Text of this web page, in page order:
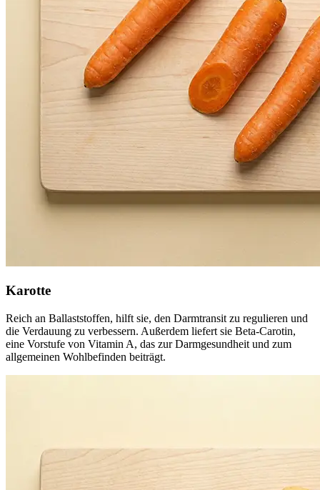
Karotte
Reich an Ballaststoffen, hilft sie, den Darmtransit zu regulieren und
die Verdauung zu verbessern. Außerdem liefert sie Beta-Carotin,
eine Vorstufe von Vitamin A, das zur Darmgesundheit und zum
allgemeinen Wohlbefinden beiträgt.